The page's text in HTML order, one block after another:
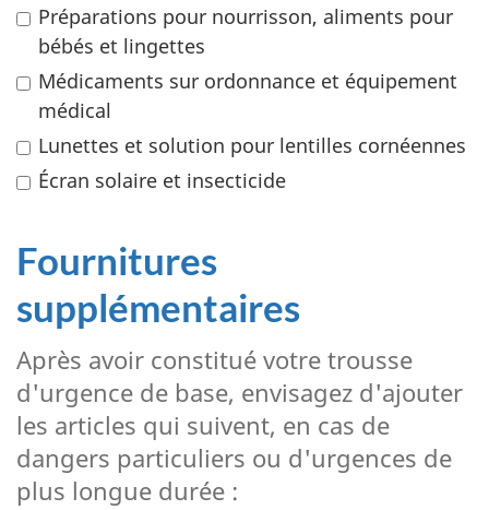
Préparations pour nourrisson, aliments pour
bébés et lingettes
Médicaments sur ordonnance et équipement
médical
Lunettes et solution pour lentilles cornéennes
Écran solaire et insecticide
Fournitures
supplémentaires
Après avoir constitué votre trousse
d'urgence de base, envisagez d'ajouter
les articles qui suivent, en cas de
dangers particuliers ou d'urgences de
plus longue durée :